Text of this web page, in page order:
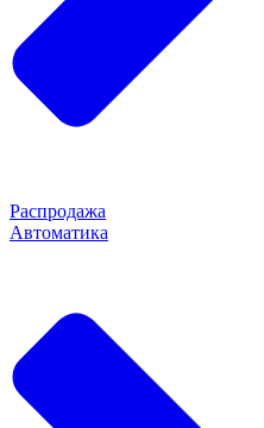
Распродажа
Автоматика